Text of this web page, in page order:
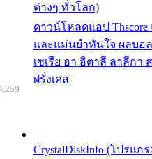
ต่างๆ ทั่วโลก)
ดาวน์โหลดแอป
และแม่นยำทันใจ ผลบอ
เซเรีย อา อิตาลี ลาลีกา
ฝรั่งเศส
CrystalDiskInfo (โปรแก